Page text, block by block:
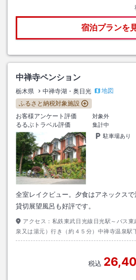
宿泊プランを
中禅寺ペンション
栃木県 中禅寺湖・奥日光
地図
ふるさと納税対象施設
お客様アンケート評価
対象外
るるぶトラベル評価
集計中
駐車場あり
全室レイクビュー。夕食はアネックスで
貸切展望風呂も好評です。
アクセス： 私鉄東武日光線日光駅～バス
泉又は湯元）行き（約４５分）中禅寺温泉駅
税込